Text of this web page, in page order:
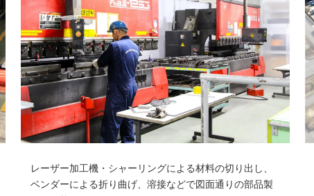
レーザー加工機・シャーリングによる材料の切り出し、
ベンダーによる折り曲げ、溶接などで図面通りの部品製